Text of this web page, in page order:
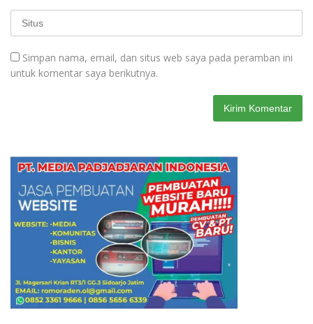
Simpan nama, email, dan situs web saya pada peramban ini
untuk komentar saya berikutnya.